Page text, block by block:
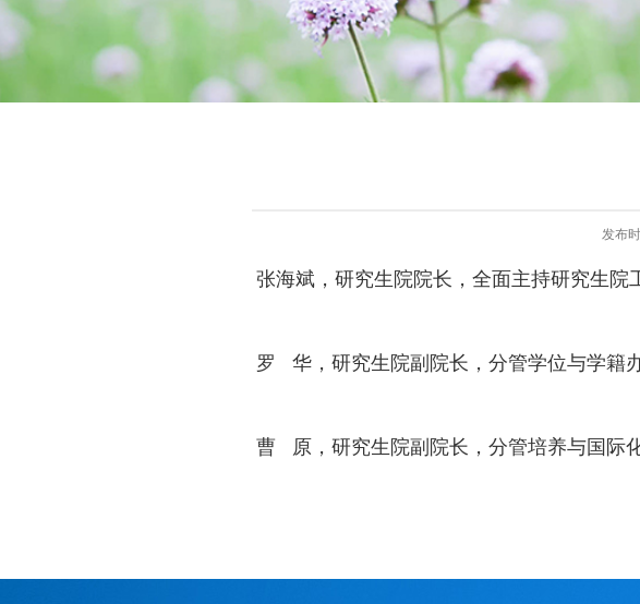
发布
张海斌，研究生院院长，全面主持研究生院
罗 华，研究生院副院长，分管学位与学籍
曹 原，研究生院副院长，分管培养与国际